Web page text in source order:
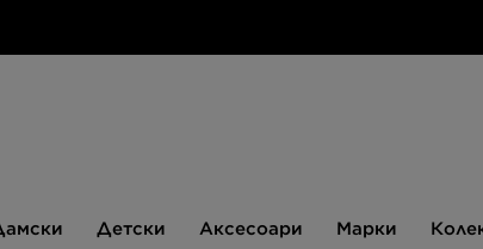
Детски Аксесоари Марки